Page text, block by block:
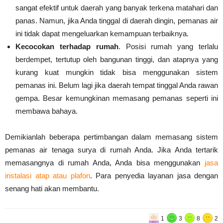
sangat efektif untuk daerah yang banyak terkena matahari dan
panas. Namun, jika Anda tinggal di daerah dingin, pemanas air
ini tidak dapat mengeluarkan kemampuan terbaiknya.
Kecocokan terhadap rumah. Posisi rumah yang terlalu
berdempet, tertutup oleh bangunan tinggi, dan atapnya yang
kurang kuat mungkin tidak bisa menggunakan sistem
pemanas ini. Belum lagi jika daerah tempat tinggal Anda rawan
gempa. Besar kemungkinan memasang pemanas seperti ini
membawa bahaya.
Demikianlah beberapa pertimbangan dalam memasang sistem
pemanas air tenaga surya di rumah Anda. Jika Anda tertarik
memasangnya di rumah Anda, Anda bisa menggunakan jasa
instalasi atap atau plafon. Para penyedia layanan jasa dengan
senang hati akan membantu.
1 3 8 2